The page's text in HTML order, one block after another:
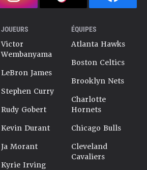
JOUEURS
Victor
Wembanyama
LeBron James
Stephen Curry
Rudy Gobert
Kevin Durant
Ja Morant
Kyrie Irving
ÉQUIPES
Atlanta Hawks
Boston Celtics
Brooklyn Nets
Charlotte
Hornets
Chicago Bulls
Cleveland
Cavaliers